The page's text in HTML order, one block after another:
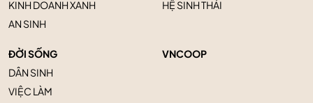
KINH DOANH XANH
AN SINH
HỆ SINH THÁI
ĐỜI SỐNG
DÂN SINH
VIỆC LÀM
VNCOOP